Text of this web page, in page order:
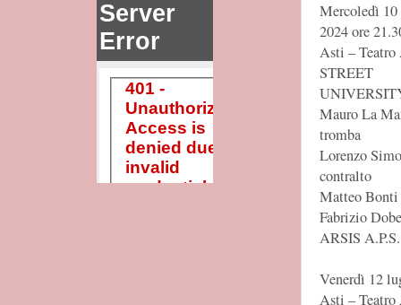
Mercoledì
2024 ore
Asti –
STREET
Mauro La
tromba
Lorenzo
contralto
Matteo Bonti
Fabrizio
ARSIS A.P.S.
Venerdì 12
Asti –